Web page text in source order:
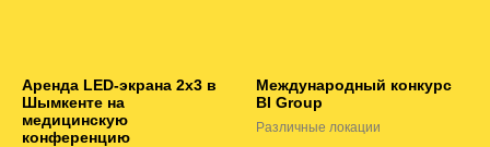
Аренда LED-экрана 2х3 в
Шымкенте на
медицинскую
конференцию
Международный конкурс
BI Group
Различные локации